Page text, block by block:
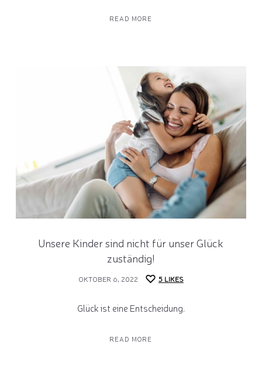
READ MORE
Unsere Kinder sind nicht für unser Glück
zuständig!
OKTOBER 6, 2022 5 LIKES
Glück ist eine Entscheidung.
READ MORE